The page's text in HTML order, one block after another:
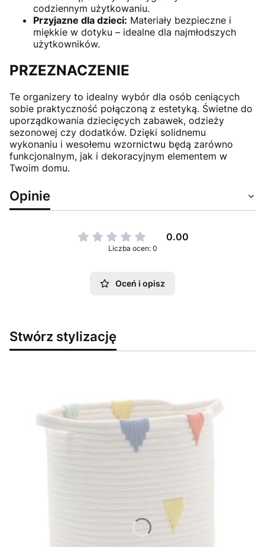
codziennym użytkowaniu.
Przyjazne dla dzieci: Materiały bezpieczne i
miękkie w dotyku – idealne dla najmłodszych
użytkowników.
PRZEZNACZENIE
Te organizery to idealny wybór dla osób ceniących
sobie praktyczność połączoną z estetyką. Świetne do
uporządkowania dziecięcych zabawek, odzieży
sezonowej czy dodatków. Dzięki solidnemu
wykonaniu i wesołemu wzornictwu będą zarówno
funkcjonalnym, jak i dekoracyjnym elementem w
Twoim domu.
Opinie
0.00
Liczba ocen: 0
Oceń i opisz
Stwórz stylizację